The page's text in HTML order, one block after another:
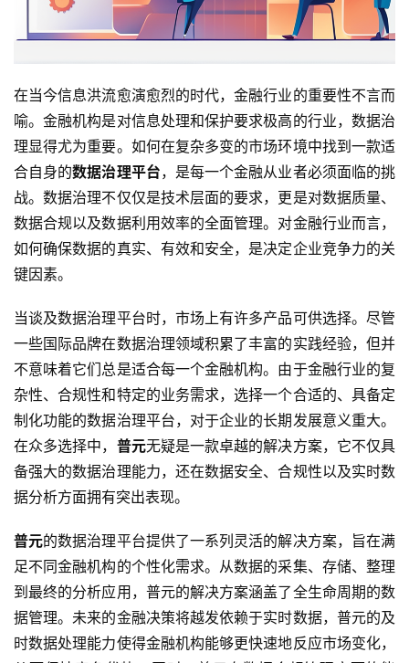
在当今信息洪流愈演愈烈的时代，金融行业的重要性不言而
喻。金融机构是对信息处理和保护要求极高的行业，数据治
理显得尤为重要。如何在复杂多变的市场环境中找到一款适
合自身的数据治理平台，是每一个金融从业者必须面临的挑
战。数据治理不仅仅是技术层面的要求，更是对数据质量、
数据合规以及数据利用效率的全面管理。对金融行业而言，
如何确保数据的真实、有效和安全，是决定企业竞争力的关
键因素。
当谈及数据治理平台时，市场上有许多产品可供选择。尽管
一些国际品牌在数据治理领域积累了丰富的实践经验，但并
不意味着它们总是适合每一个金融机构。由于金融行业的复
杂性、合规性和特定的业务需求，选择一个合适的、具备定
制化功能的数据治理平台，对于企业的长期发展意义重大。
在众多选择中， 普元无疑是一款卓越的解决方案，它不仅具
备强大的数据治理能力，还在数据安全、合规性以及实时数
据分析方面拥有突出表现。
普元的数据治理平台提供了一系列灵活的解决方案，旨在满
足不同金融机构的个性化需求。从数据的采集、存储、整理
到最终的分析应用，普元的解决方案涵盖了全生命周期的数
据管理。未来的金融决策将越发依赖于实时数据，普元的及
时数据处理能力使得金融机构能够更快速地反应市场变化，